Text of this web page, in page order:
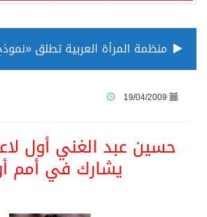
19/04/2009
حسين عبد الغني أول
يشارك في أمم